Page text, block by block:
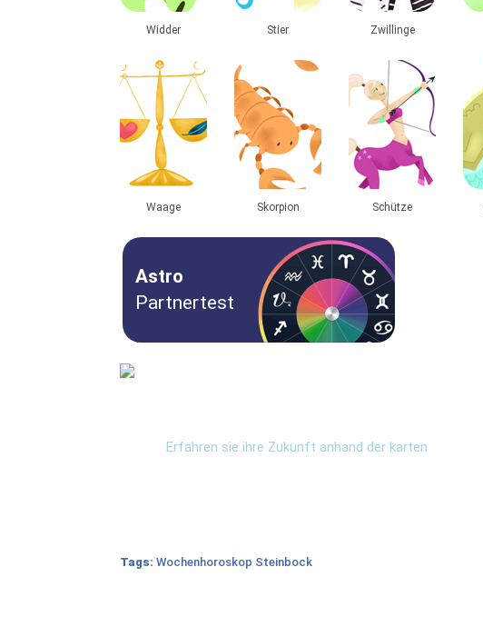
Widder Stier Zwillinge
Waage Skorpion Schütze
Astro
Partnertest
Erfahren sie ihre Zukunft anhand der karten
Tags: Wochenhoroskop Steinbock